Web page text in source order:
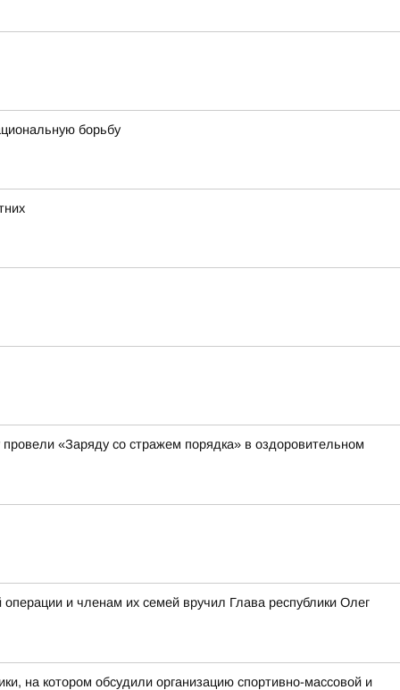
борьбу
«Заряду со стражем порядка» в оздоровительном
и членам их семей вручил Глава республики Олег
на котором обсудили организацию спортивно-массовой и